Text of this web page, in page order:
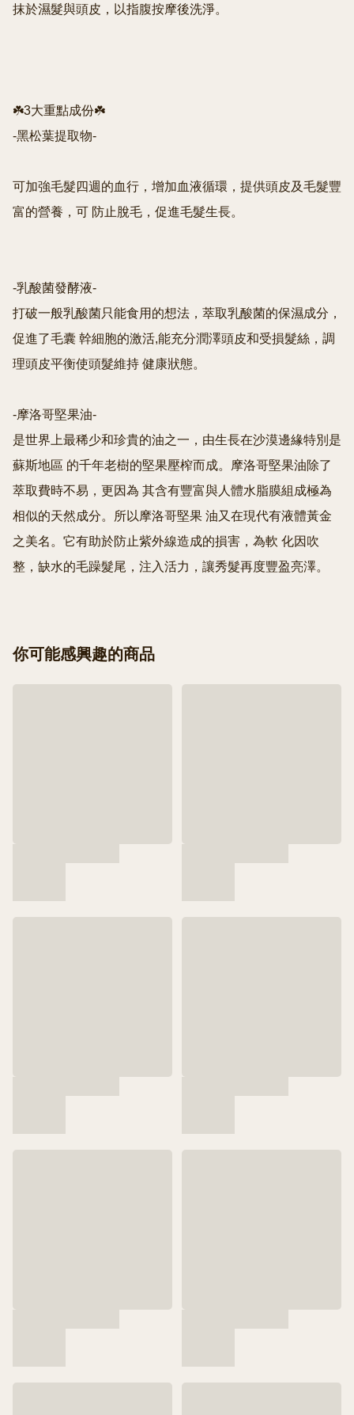
抹於濕髮與頭皮，以指腹按摩後洗淨。
☘️3大重點成份☘️
-黑松葉提取物-
可加強毛髮四週的血行，增加血液循環，提供頭皮及毛髮豐
富的營養，可 防止脫毛，促進毛髮生長。
-乳酸菌發酵液-
打破一般乳酸菌只能食用的想法，萃取乳酸菌的保濕成分，
促進了毛囊 幹細胞的激活,能充分潤澤頭皮和受損髮絲，調
理頭皮平衡使頭髮維持 健康狀態。
-摩洛哥堅果油-
是世界上最稀少和珍貴的油之一，由生長在沙漠邊緣特別是
蘇斯地區 的千年老樹的堅果壓榨而成。摩洛哥堅果油除了
萃取費時不易，更因為 其含有豐富與人體水脂膜組成極為
相似的天然成分。所以摩洛哥堅果 油又在現代有液體黃金
之美名。它有助於防止紫外線造成的損害，為軟 化因吹
你可能感興趣的商品